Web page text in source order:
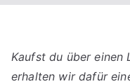
Kaufst du über
erhalten wir dafür